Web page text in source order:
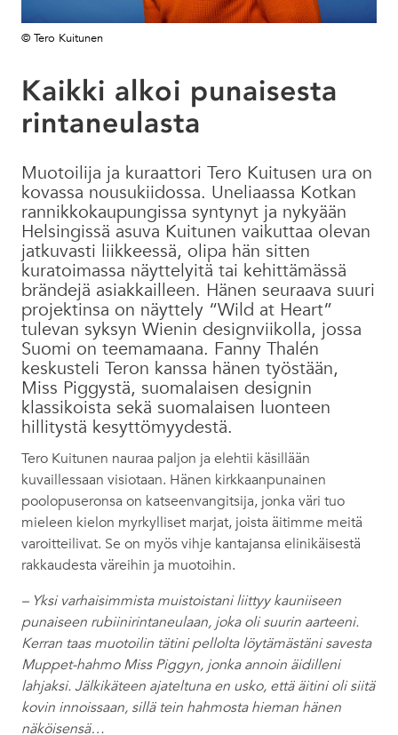
© Tero Kuitunen
Kaikki alkoi punaisesta
rintaneulasta
Muotoilija ja kuraattori Tero Kuitusen ura on
kovassa nousukiidossa. Uneliaassa Kotkan
rannikkokaupungissa syntynyt ja nykyään
Helsingissä asuva Kuitunen vaikuttaa olevan
jatkuvasti liikkeessä, olipa hän sitten
kuratoimassa näyttelyitä tai kehittämässä
brändejä asiakkailleen. Hänen seuraava suuri
projektinsa on näyttely “Wild at Heart”
tulevan syksyn Wienin designviikolla, jossa
Suomi on teemamaana. Fanny Thalén
keskusteli Teron kanssa hänen työstään,
Miss Piggystä, suomalaisen designin
klassikoista sekä suomalaisen luonteen
hillitystä kesyttömyydestä.
Tero Kuitunen nauraa paljon ja elehtii käsillään
kuvaillessaan visiotaan. Hänen kirkkaanpunainen
poolopuseronsa on katseenvangitsija, jonka väri tuo
mieleen kielon myrkylliset marjat, joista äitimme meitä
varoitteilivat. Se on myös vihje kantajansa elinikäisestä
rakkaudesta väreihin ja muotoihin.
– Yksi varhaisimmista muistoistani liittyy kauniiseen
punaiseen rubiinirintaneulaan, joka oli suurin aarteeni.
Kerran taas muotoilin tätini pellolta löytämästäni savesta
Muppet-hahmo Miss Piggyn, jonka annoin äidilleni
lahjaksi. Jälkikäteen ajateltuna en usko, että äitini oli siitä
kovin innoissaan, sillä tein hahmosta hieman hänen
näköisensä…